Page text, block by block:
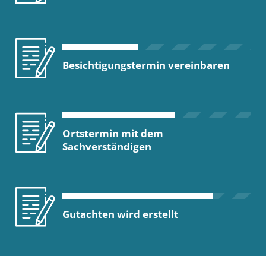
Besichtigungstermin vereinbaren
Ortstermin mit dem
Sachverständigen
Gutachten wird erstellt